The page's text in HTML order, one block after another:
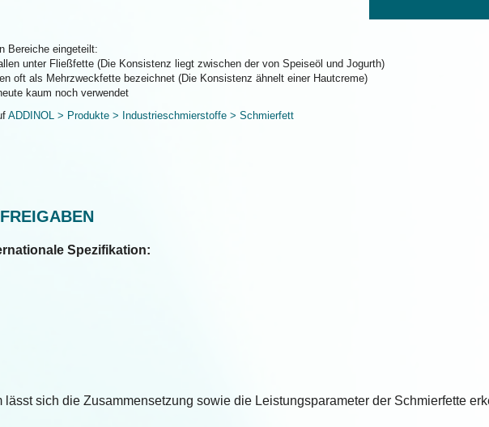
Bereiche eingeteilt:
unter Fließfette (Die Konsistenz liegt zwischen der von Speiseöl und Jogurth)
oft als Mehrzweckfette bezeichnet (Die Konsistenz ähnelt einer Hautcreme)
kaum noch verwendet
ADDINOL > Produkte > Industrieschmierstoffe > Schmierfett
Spezifikation:
sich die Zusammensetzung sowie die Leistungsparameter der Schmierfette